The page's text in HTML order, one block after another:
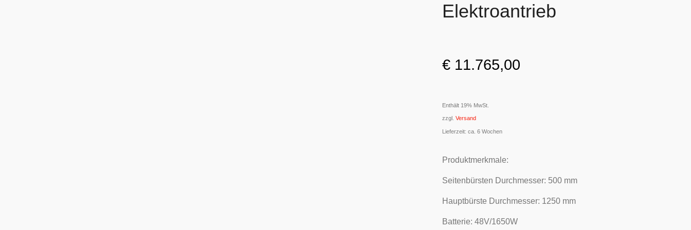
Elektroantrieb
€11.765,00
Enthält 19% MwSt.
zzgl. Versand
Lieferzeit: ca. 6 Wochen
Produktmerkmale:
Seitenbürsten Durchmesser: 500 mm
Hauptbürste Durchmesser: 1250 mm
Batterie: 48V/1650W